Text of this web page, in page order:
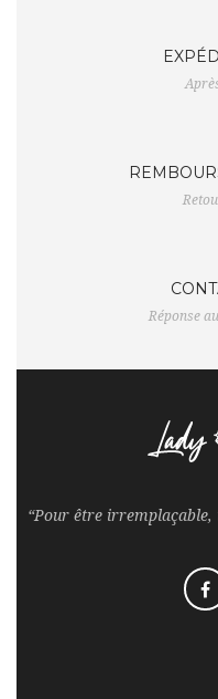
Réponse
“Pour être irremplaçable,